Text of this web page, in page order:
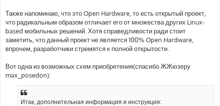
Также напоминаю, что это Open Hardware, то есть открытый проект,
что радикальным образом отличает его от множества других Linux-
based мобильных решений. Хотя справедливости ради стоит
заметить, что данный проект не является 100% Open Hardware,
впрочем, разработчики стремятся к полной открытости.
Вот одна из возможных схем приобретения(спасибо ЖЖюзеру
max_posedon):
Итак, дополнительная информация и инструкция: